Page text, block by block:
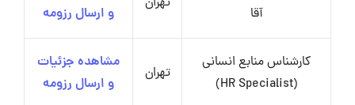
آقا
و ارسال رزومه
کارشناس منابع انسانی
(HR Specialist)
تهران
مشاهده جزئیات
و ارسال رزومه